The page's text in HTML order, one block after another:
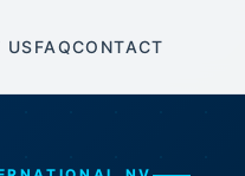
USFAQCONTACT